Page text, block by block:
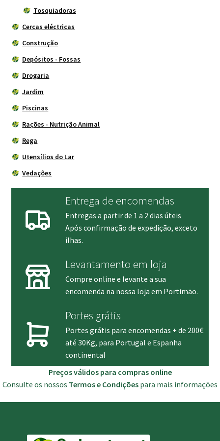
Tosquiadoras
Cercas eléctricas
Construção
Depósitos - Fossas
Drogaria
Jardim
Piscinas
Rações - Nutrição Animal
Rega
Utensílios do Lar
Vedações
Entrega de encomendas
Entregas a partir de 1 a 2 dias úteis
Após confirmação de expedição, exceto
ilhas.
Levantamento em loja
Compre online e levante a sua
encomenda na nossa loja em Portimão.
Portes grátis
Portes grátis para encomendas + de 200€
até 30Kg, para Portugal e Espanha
continental
Preços válidos para compras online
Consulte os nossos Termos e Condições para mais informações